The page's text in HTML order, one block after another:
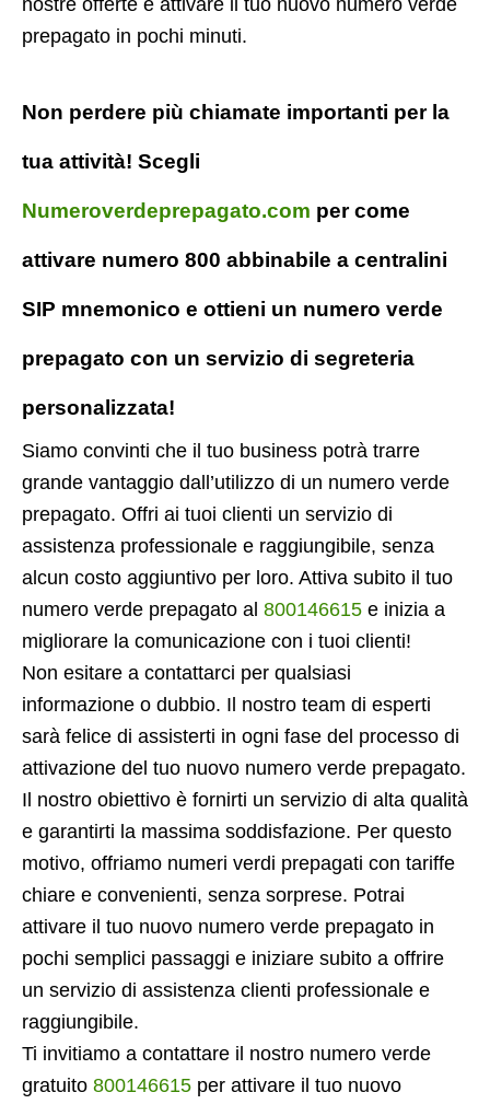
nostre offerte e attivare il tuo nuovo numero verde
prepagato in pochi minuti.
Non perdere più chiamate importanti per la
tua attività! Scegli
Numeroverdeprepagato.com per come
attivare numero 800 abbinabile a centralini
SIP mnemonico e ottieni un numero verde
prepagato con un servizio di segreteria
personalizzata!
Siamo convinti che il tuo business potrà trarre
grande vantaggio dall’utilizzo di un numero verde
prepagato. Offri ai tuoi clienti un servizio di
assistenza professionale e raggiungibile, senza
alcun costo aggiuntivo per loro. Attiva subito il tuo
numero verde prepagato al 800146615 e inizia a
migliorare la comunicazione con i tuoi clienti!
Non esitare a contattarci per qualsiasi
informazione o dubbio. Il nostro team di esperti
sarà felice di assisterti in ogni fase del processo di
attivazione del tuo nuovo numero verde prepagato.
Il nostro obiettivo è fornirti un servizio di alta qualità
e garantirti la massima soddisfazione. Per questo
motivo, offriamo numeri verdi prepagati con tariffe
chiare e convenienti, senza sorprese. Potrai
attivare il tuo nuovo numero verde prepagato in
pochi semplici passaggi e iniziare subito a offrire
un servizio di assistenza clienti professionale e
raggiungibile.
Ti invitiamo a contattare il nostro numero verde
gratuito 800146615 per attivare il tuo nuovo